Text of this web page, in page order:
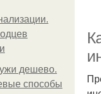
дешево.
способы